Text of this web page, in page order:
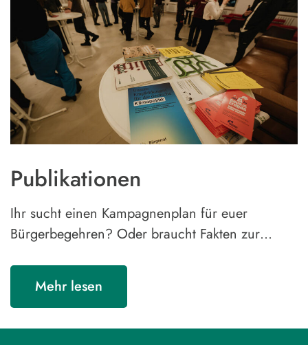
Publikationen
Ihr sucht einen Kampagnenplan für euer
Bürgerbegehren? Oder braucht Fakten zur…
Mehr lesen